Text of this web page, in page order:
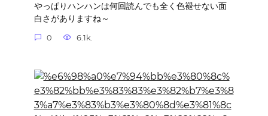
やっぱりハンハンは何回読んでも全く色褪せない面
白さがありますね～
0 6.1k.